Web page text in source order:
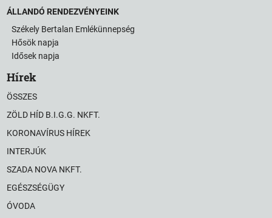
ÁLLANDÓ RENDEZVÉNYEINK
Székely Bertalan Emlékünnepség
Hősök napja
Idősek napja
Hírek
ÖSSZES
ZÖLD HÍD B.I.G.G. NKFT.
KORONAVÍRUS HÍREK
INTERJÚK
SZADA NOVA NKFT.
EGÉSZSÉGÜGY
ÓVODA